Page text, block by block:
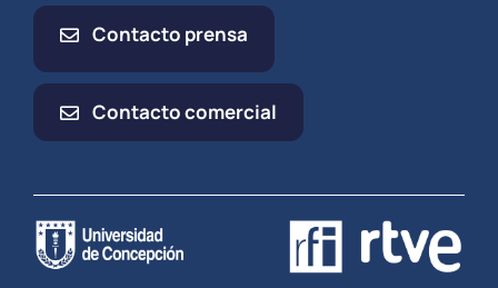
Contacto prensa
Contacto comercial